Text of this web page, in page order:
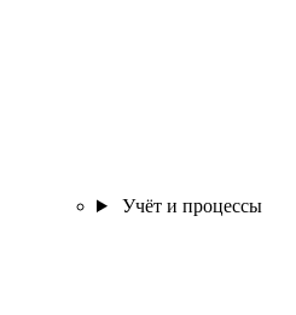
Учёт и процессы